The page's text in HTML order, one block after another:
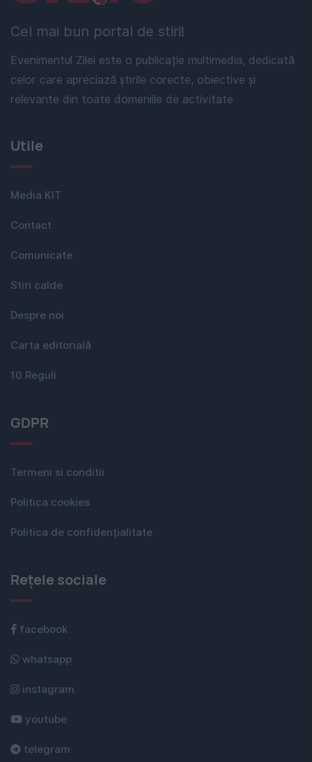
Cel mai bun portal de stiri!
Evenimentul Zilei este o publicație multimedia, dedicată
celor care apreciază știrile corecte, obiective și
relevante din toate domeniile de activitate
Utile
Media KIT
Contact
Comunicate
Stiri calde
Despre noi
Carta editorială
10 Reguli
GDPR
Termeni si conditii
Politica cookies
Politica de confidențialitate
Rețele sociale
facebook
whatsapp
instagram
youtube
telegram